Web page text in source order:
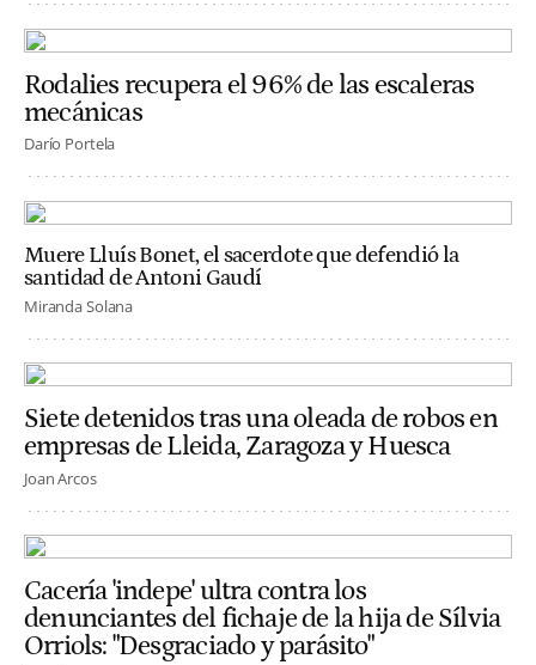
Rodalies recupera el 96% de las escaleras
mecánicas
Darío Portela
Muere Lluís Bonet, el sacerdote que defendió la
santidad de Antoni Gaudí
Miranda Solana
Siete detenidos tras una oleada de robos en
empresas de Lleida, Zaragoza y Huesca
Joan Arcos
Cacería 'indepe' ultra contra los
denunciantes del fichaje de la hija de Sílvia
Orriols: "Desgraciado y parásito"